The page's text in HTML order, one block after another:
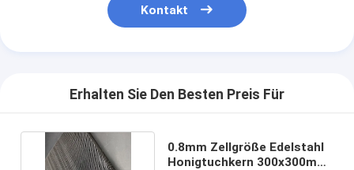
Kontakt
Erhalten Sie Den Besten Preis Für
0.8mm Zellgröße Edelstahl
Honigtuchkern 300x300mm